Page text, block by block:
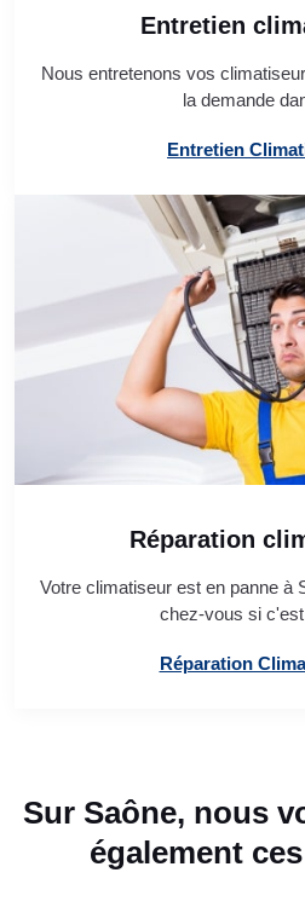
Entretien
Nous entretenons vos
la demande
Entretien
Réparation
Votre climatiseur est en panne à
chez-vous si
Réparation
Sur Saône, nous
également